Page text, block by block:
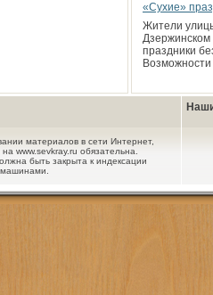
«Сухие»
Жители
Дзержинском
праздники
материалов в сети Интернет,
www.sevkray.ru обязательна.
быть закрыта к индексации